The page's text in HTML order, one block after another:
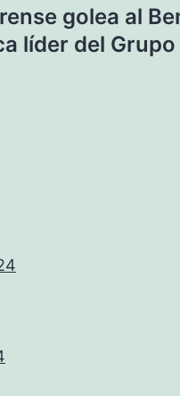
golea al
líder del Grupo